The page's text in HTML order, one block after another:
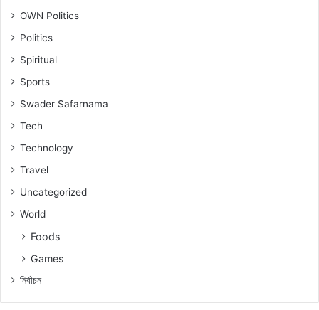
OWN Politics
Politics
Spiritual
Sports
Swader Safarnama
Tech
Technology
Travel
Uncategorized
World
Foods
Games
নিৰ্বাচন